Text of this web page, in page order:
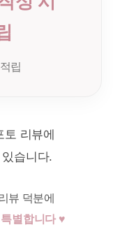
립
토 리뷰에
습니다.
뷰 덕분에
별합니다 ♥